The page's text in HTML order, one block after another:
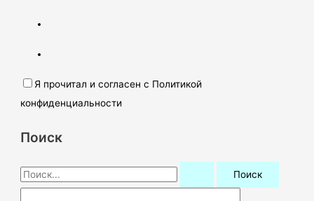
Я прочитал и согласен с Политикой
конфиденциальности
Поиск
П
о